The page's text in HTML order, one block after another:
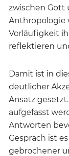
zwischen Gott
Anthropologie
Vorläufigkeit
reflektieren
Damit ist in
deutlicher
Ansatz
aufgefasst
Antworten
Gespräch ist
gebrochener